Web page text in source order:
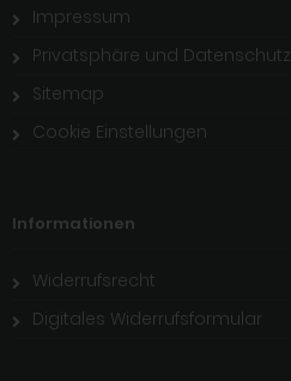
Impressum
Privatsphäre und Datenschutz
Sitemap
Cookie Einstellungen
Informationen
Widerrufsrecht
Digitales Widerrufsformular